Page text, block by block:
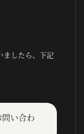
ましたら、下記
い合わ